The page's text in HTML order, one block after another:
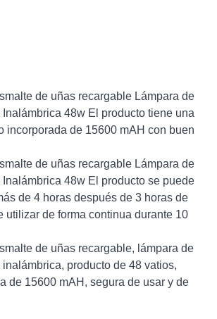
de uñas recargable Lámpara de
48w El producto tiene una
incorporada de 15600 mAH con buen
de uñas recargable Lámpara de
48w El producto se puede
de 4 horas después de 3 horas de
utilizar de forma continua durante 10
de uñas recargable, lámpara de
producto de 48 vatios,
de 15600 mAH, segura de usar y de